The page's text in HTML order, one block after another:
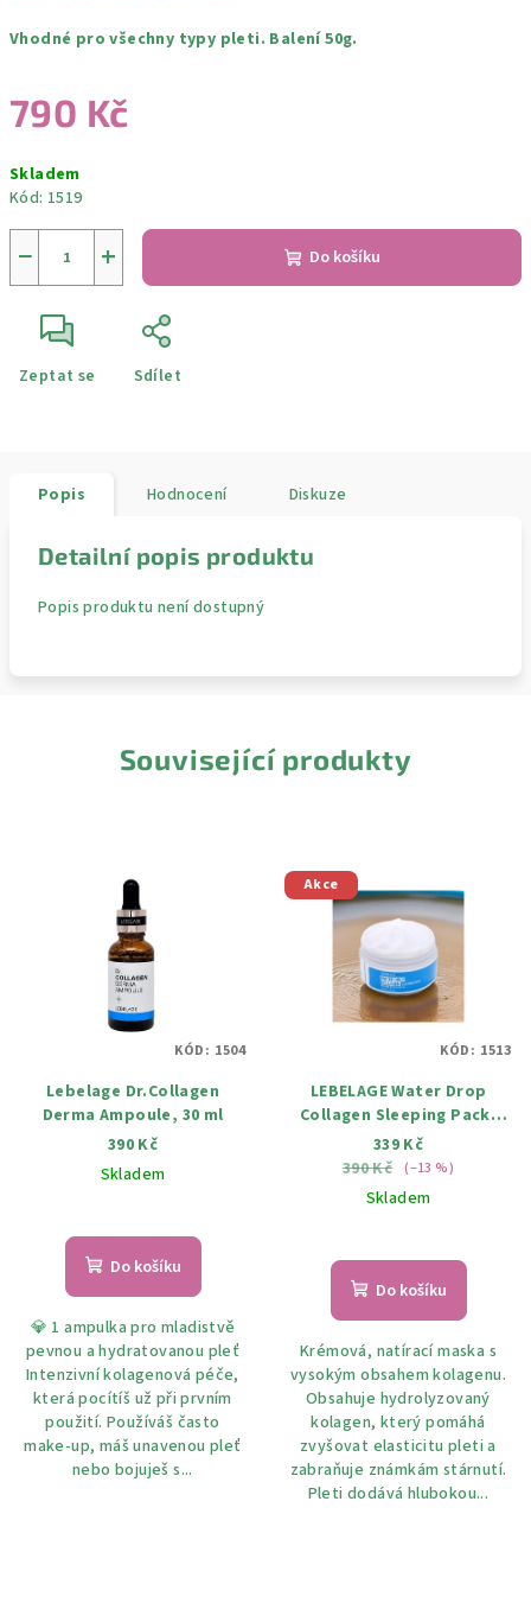
Vhodné pro všechny typy pleti. Balení 50g.
790 Kč
cena:
Skladem
Kód: 1519
+
− Do košíku
Zeptat se Sdílet
Popis Hodnocení Diskuze
Detailní popis produktu
Popis produktu není dostupný
Související produkty
Lebelage Dr.Collagen
Derma Ampoule, 30 ml
390 Kč
Skladem
Do košíku
💎 1 ampulka pro mladistvě
pevnou a hydratovanou pleť
Intenzivní kolagenová péče,
která pocítíš už při prvním
použití. Používáš často
make‑up, máš unavenou pleť
nebo bojuješ s...
KÓD: 1504
Akce
LEBELAGE Water Drop
Collagen Sleeping Pack,
Noční kolagenová maska,
100 ml
339 Kč
390 Kč (–13 %)
Skladem
Do košíku
Krémová, natírací maska s
vysokým obsahem kolagenu.
Obsahuje hydrolyzovaný
kolagen, který pomáhá
zvyšovat elasticitu pleti a
zabraňuje známkám stárnutí.
Pleti dodává hlubokou...
KÓD: 1513